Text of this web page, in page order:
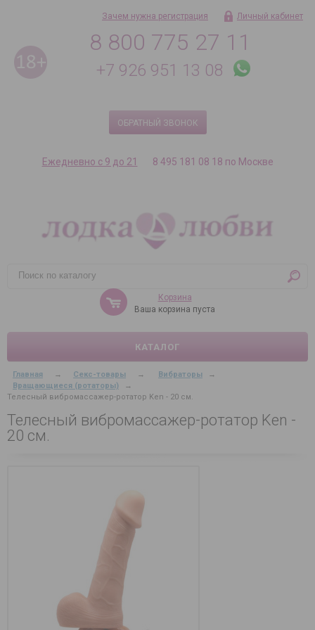
8 800 775 27 11
+7 926 951 13 08
ОБРАТНЫЙ ЗВОНОК
Зачем нужна регистрация Личный кабинет
Ежедневно с 9 до 21 8 495 181 08 18 по Москве
Корзина
Ваша корзина пуста
КАТАЛОГ
Главная → Секс-товары → Вибраторы
→
Вращающиеся (ротаторы)
→
Телесный вибромассажер-ротатор Ken - 20 см.
Телесный вибромассажер-ротатор Ken -
20 см.